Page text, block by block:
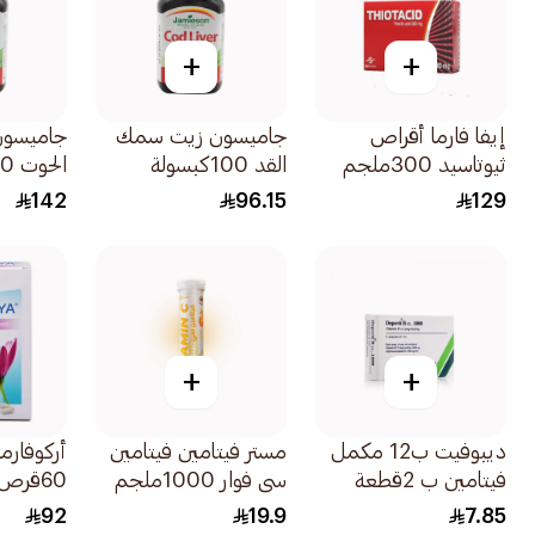
+
إيفا فارما أقراص
ثيوتاسيد 300ملجم
60قرص
129
+
جاميسون زيت سمك
القد 100كبسولة
96.15
الحوت 90كبسولة
142
+
ديبوفيت ب12 مكمل
فيتامين ب 2قطعة
7.85
+
مستر فيتامين فيتامين
سي فوار 1000ملجم
20قرص
19.9
60قرص
92